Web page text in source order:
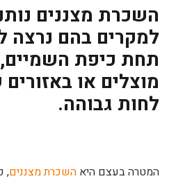
השכרת מצננים
למקרים בהם נרצה
תחת כיפת
מוצלים או
לחות גבוהה.
המטרה בעצם היא השכרת מצננים,